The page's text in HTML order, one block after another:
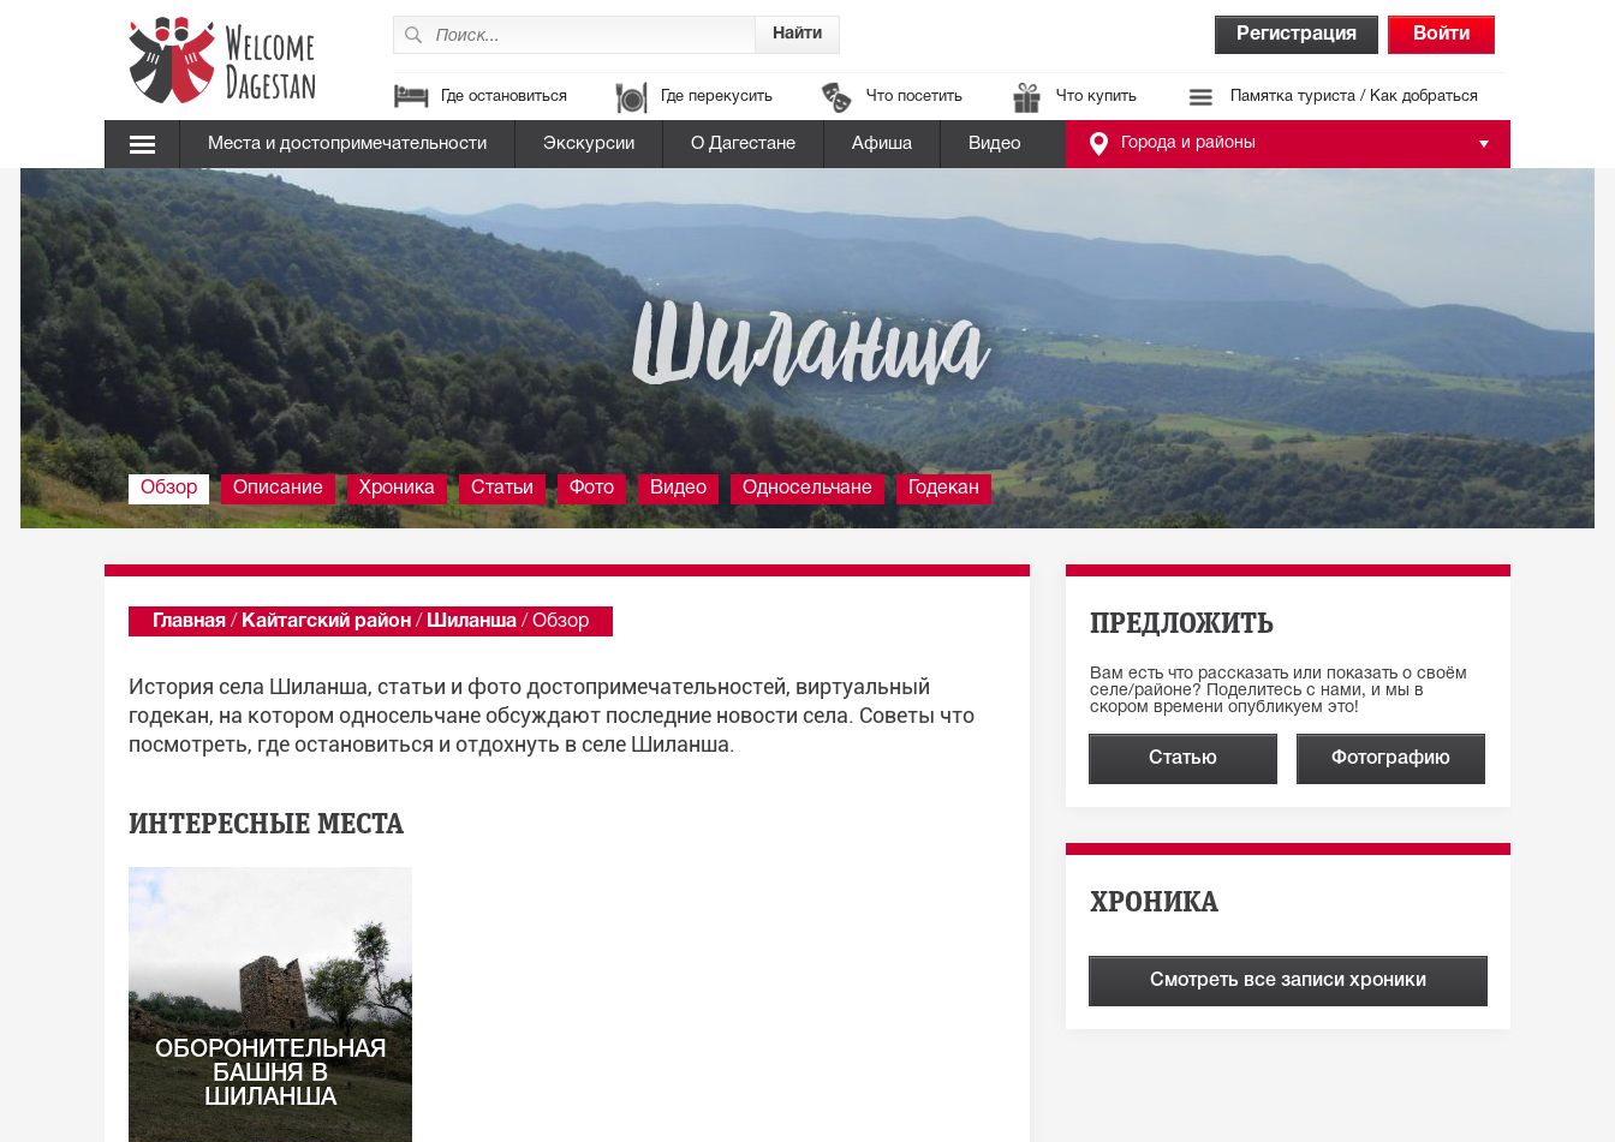
Регистрация Войти
Где остановиться Где перекусить Что посетить Что купить Памятка туриста / Как добраться
Места и достопримечательности Экскурсии О Дагестане Афиша Видео Города и районы
Шиланша
Обзор Описание Хроника Статьи Фото Видео Односельчане Годекан
Главная / Кайтагский район / Шиланша / Обзор
История села Шиланша, статьи и фото достопримечательностей, виртуальный
годекан, на котором односельчане обсуждают последние новости села. Советы что
посмотреть, где остановиться и отдохнуть в селе Шиланша.
ИНТЕРЕСНЫЕ МЕСТА
ОБОРОНИТЕЛЬНАЯ
БАШНЯ В
ШИЛАНША
ПРЕДЛОЖИТЬ
Вам есть что рассказать или показать о своём
селе/районе? Поделитесь с нами, и мы в
скором времени опубликуем это!
Статью Фотографию
ХРОНИКА
Смотреть все записи хроники